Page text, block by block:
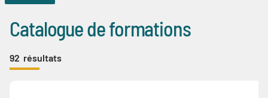
Catalogue de formations
92 résultats